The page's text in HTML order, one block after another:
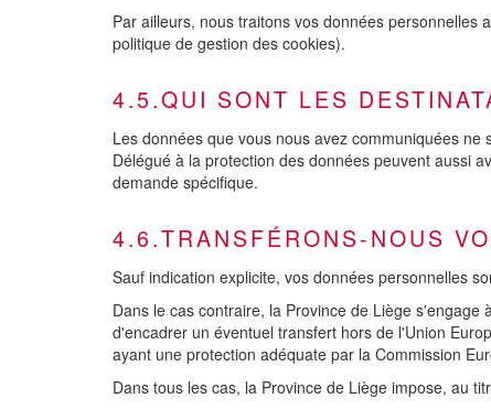
Par ailleurs, nous traitons vos données
politique de gestion des cookies).
4.5.QUI SONT LES
Les données que vous nous avez communiquées
Délégué à la protection des données peuvent aussi
demande spécifique.
4.6.TRANSFÉRONS-NOUS
Sauf indication explicite, vos données personnelles
Dans le cas contraire, la Province de Liège
d'encadrer un éventuel transfert hors de l'Union
ayant une protection adéquate par la Commission
Dans tous les cas, la Province de Liège impose, au